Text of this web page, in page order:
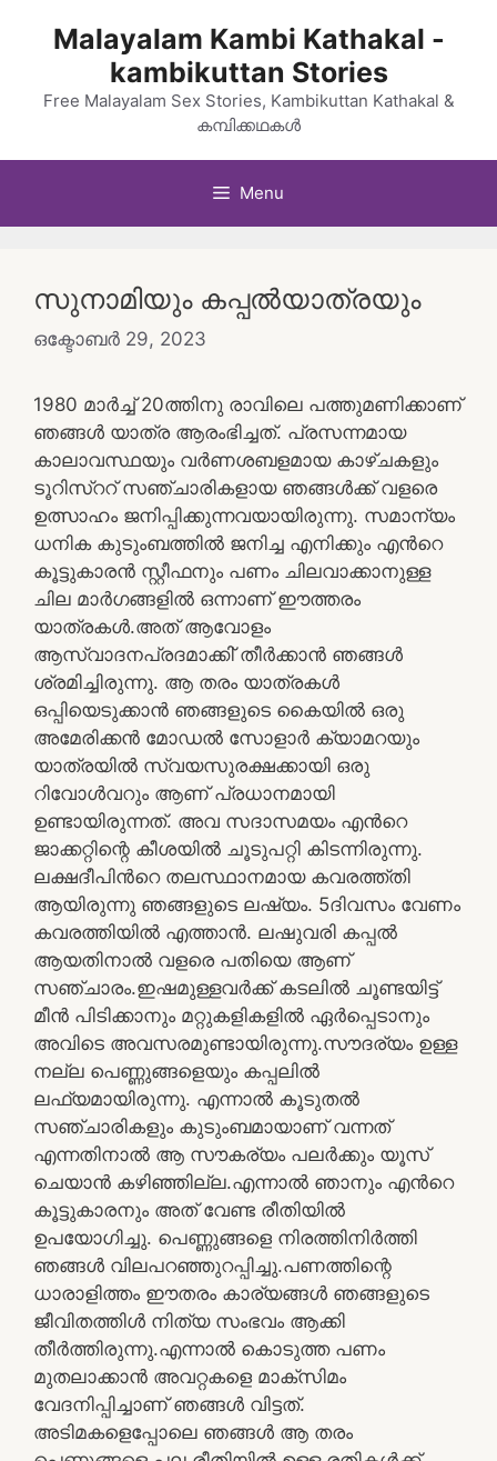
Malayalam Kambi Kathakal -
kambikuttan Stories
Free Malayalam Sex Stories, Kambikuttan Kathakal &
കമ്പിക്കഥകൾ
Menu
സുനാമിയും കപ്പൽയാത്രയും
ഒക്ടോബർ 29, 2023
1980 മാർച്ച് 20ത്തിനു രാവിലെ പത്തുമണിക്കാണ്
ഞങ്ങൾ യാത്ര ആരംഭിച്ചത്. പ്രസന്നമായ
കാലാവസ്ഥയും വർണശബളമായ കാഴ്ചകളും
ടൂറിസ്ററ് സഞ്ചാരികളായ ഞങ്ങൾക്ക് വളരെ
ഉത്സാഹം ജനിപ്പിക്കുന്നവയായിരുന്നു. സമാന്യം
ധനിക കുടുംബത്തിൽ ജനിച്ച എനിക്കും എന്‍റെ
കൂട്ടുകാരൻ സ്റ്റീഫനും പണം ചിലവാക്കാനുള്ള
ചില മാർഗങ്ങളിൽ ഒന്നാണ് ഈത്തരം
യാത്രകൾ.അത് ആവോളം
ആസ്വാദനപ്രദമാക്കി് തീർക്കാൻ ഞങ്ങൾ
ശ്രമിച്ചിരുന്നു. ആ തരം യാത്രകൾ
ഒപ്പിയെടുക്കാൻ ഞങ്ങളുടെ കൈയിൽ ഒരു
അമേരിക്കൻ മോഡൽ സോളാർ ക്യാമറയും
യാത്രയിൽ സ്വയസുരക്ഷക്കായി ഒരു
റിവോൾവറും ആണ് പ്രധാനമായി
ഉണ്ടായിരുന്നത്. അവ സദാസമയം എന്‍റെ
ജാക്കറ്റിന്റെ കീശയിൽ ചൂടുപറ്റി കിടന്നിരുന്നു.
ലക്ഷദീപിന്‍റെ തലസ്ഥാനമായ കവരത്ത്തി
ആയിരുന്നു ഞങ്ങളുടെ ലഷ്യം. 5ദിവസം വേണം
കവരത്തിയിൽ എത്താൻ. ലഷുവരി കപ്പൽ
ആയതിനാൽ വളരെ പതിയെ ആണ്
സഞ്ചാരം.ഇഷമുള്ളവർക്ക് കടലിൽ ചൂണ്ടയിട്ട്
മീൻ പിടിക്കാനും മറ്റുകളികളിൽ ഏർപ്പെടാനും
അവിടെ അവസരമുണ്ടായിരുന്നു.സൗദര്യം ഉള്ള
നല്ല പെണ്ണുങ്ങളെയും കപ്പലിൽ
ലഫ്യമായിരുന്നു. എന്നാൽ കൂടുതൽ
സഞ്ചാരികളും കുടുംബമായാണ് വന്നത്
എന്നതിനാൽ ആ സൗകര്യം പലർക്കും യൂസ്
ചെയാൻ കഴിഞ്ഞില്ല.എന്നാൽ ഞാനും എന്‍റെ
കൂട്ടുകാരനും അത് വേണ്ട രീതിയിൽ
ഉപയോഗിച്ചു. പെണ്ണുങ്ങളെ നിരത്തിനിർത്തി
ഞങ്ങൾ വിലപറഞ്ഞുറപ്പിച്ചു.പണത്തിന്റെ
ധാരാളിത്തം ഈതരം കാര്യങ്ങൾ ഞങ്ങളുടെ
ജീവിതത്തിൾ നിത്യ സംഭവം ആക്കി
തീർത്തിരുന്നു.എന്നാൽ കൊടുത്ത പണം
മുതലാക്കാൻ അവറ്റകളെ മാക്സിമം
വേദനിപ്പിച്ചാണ് ഞങ്ങൾ വിട്ടത്.
അടിമകളെപ്പോലെ ഞങ്ങൾ ആ തരം